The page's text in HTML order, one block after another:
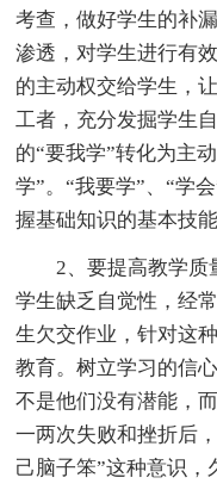
考查，做好学生的补
渗透，对学生进行有
的主动权交给学生，
工者，充分发掘学生
的“要我学”转化为主
学”。“我要学”、“学
握基础知识的基本技能
2、要提高教学质
学生缺乏自觉性，经
生欠交作业，针对这
教育。树立学习的信
不是他们没有潜能，
一两次失败和挫折后
己脑子笨”这种意识，